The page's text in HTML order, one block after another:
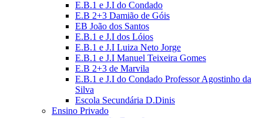
E.B.1 e J.I do Condado
E.B 2+3 Damião de Góis
EB João dos Santos
E.B.1 e J.I dos Lóios
E.B.1 e J.I Luiza Neto Jorge
E.B.1 e J.I Manuel Teixeira Gomes
E.B 2+3 de Marvila
E.B.1 e J.I do Condado Professor Agostinho da
Silva
Escola Secundária D.Dinis
Ensino Privado